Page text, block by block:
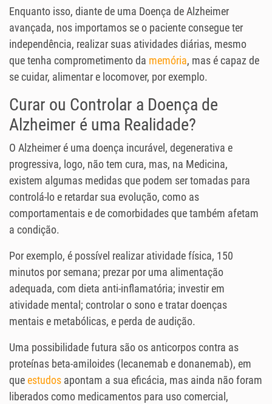
Enquanto isso, diante de uma Doença de Alzheimer
avançada, nos importamos se o paciente consegue ter
independência, realizar suas atividades diárias, mesmo
que tenha comprometimento da memória, mas é capaz de
se cuidar, alimentar e locomover, por exemplo.
Curar ou Controlar a Doença de
Alzheimer é uma Realidade?
O Alzheimer é uma doença incurável, degenerativa e
progressiva, logo, não tem cura, mas, na Medicina,
existem algumas medidas que podem ser tomadas para
controlá-lo e retardar sua evolução, como as
comportamentais e de comorbidades que também afetam
a condição.
Por exemplo, é possível realizar atividade física, 150
minutos por semana; prezar por uma alimentação
adequada, com dieta anti-inflamatória; investir em
atividade mental; controlar o sono e tratar doenças
mentais e metabólicas, e perda de audição.
Uma possibilidade futura são os anticorpos contra as
proteínas beta-amiloides (lecanemab e donanemab), em
queestudos apontam a sua eficácia, mas ainda não foram
liberados como medicamentos para uso comercial,